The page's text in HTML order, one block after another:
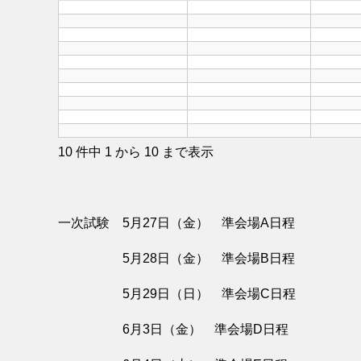
10 件中 1 から 10 まで表示
一次試験 5月27日（金） 準会場A日程
5月28日（金） 準会場B日程
5月29日（日） 準会場C日程
6月3日（金） 準会場D日程